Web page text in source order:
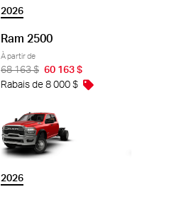
2026
Ram 2500
À partir de
68 163 $ 60 163 $
Rabais de 8 000 $
2026